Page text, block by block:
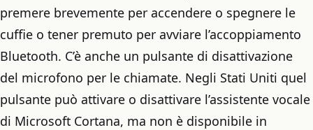
premere brevemente per accendere o spegnere le
cuffie o tener premuto per avviare l’accoppiamento
Bluetooth. C’è anche un pulsante di disattivazione
del microfono per le chiamate. Negli Stati Uniti quel
pulsante può attivare o disattivare l’assistente vocale
di Microsoft Cortana, ma non è disponibile in